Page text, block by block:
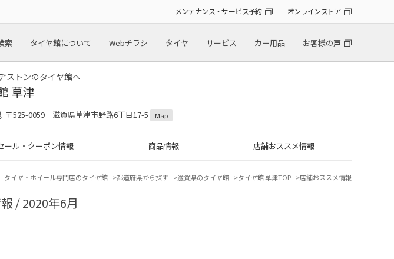
メンテナンス・サービス予約 オンラインストア
索 タイヤ館について Webチラシ タイヤ サービス カー用品 お客様の声
ストンのタイヤ館へ
草津
〒525-0059 滋賀県草津市野路6丁目17-5 Map
ール・クーポン情報 商品情報 店舗おススメ情報
タイヤ・ホイール専門店のタイヤ館 都道府県から探す 滋賀県のタイヤ館 タイヤ館 草津TOP 店舗おススメ情報
/ 2020年6月